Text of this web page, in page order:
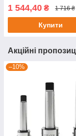
1 544,40 ₴ 1 716 ₴
Купити
Акційні
–10%